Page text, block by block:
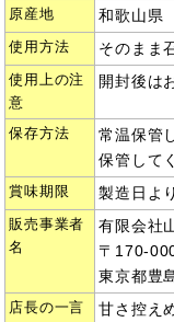
原産地 和歌山県
使用方法 そのまま
使用上の注
意
開封後は
保存方法
常温保管
保管して
賞味期限 製造日よ
販売事業者
名
有限会社
〒170-
東京都豊
店長の一言
甘さ控え